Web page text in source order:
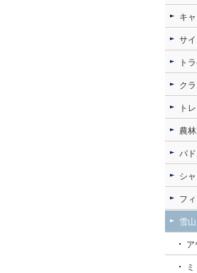
キ
サ
ト
ク
ト
農
パ
シ
フ
雪